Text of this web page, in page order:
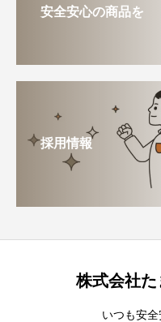
安全安心の商品を
採用情報
株式会社
いつも安